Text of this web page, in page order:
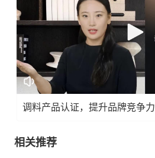
调料产品认证，提升品牌竞争力
相关推荐